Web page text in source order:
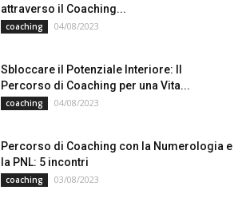
attraverso il Coaching...
coaching 04/08/2023
Sbloccare il Potenziale Interiore: Il
Percorso di Coaching per una Vita...
coaching 04/08/2023
Percorso di Coaching con la Numerologia e
la PNL: 5 incontri
coaching 03/08/2023